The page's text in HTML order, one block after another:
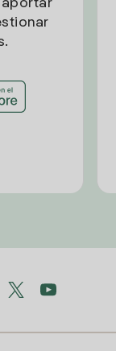
aportar